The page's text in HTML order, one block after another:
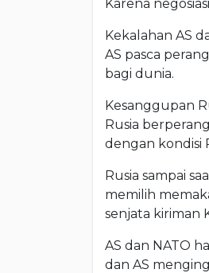
Karena
Kekalahan AS
AS pasca
bagi dunia.
Kesanggupan
Rusia
dengan kondisi
Rusia sampai
memilih
senjata kiriman
AS dan NATO
dan AS